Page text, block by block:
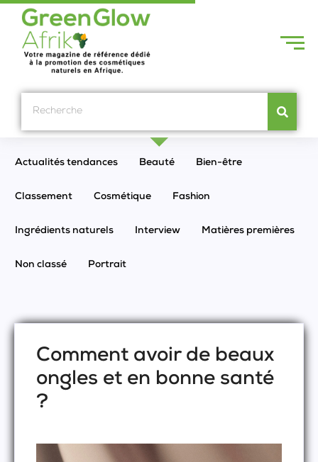
Actualités tendances Beauté Bien-être
Classement Cosmétique Fashion
Ingrédients naturels Interview Matières premières
Non classé Portrait
Comment avoir de beaux
ongles et en bonne santé
?